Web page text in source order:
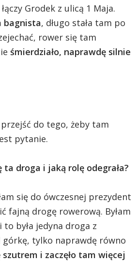
łączy Grodek z ulicą 1 Maja.
bagnista, długo stała tam po
rower się tam
śmierdziało, naprawdę silnie
do tego, żeby tam
pytanie.
ta droga i jaką rolę odegrała?
się do ówczesnej prezydent
fajną drogę rowerową. Byłam
była jedyna droga z
górkę, tylko naprawdę równo
i zaczęło tam więcej